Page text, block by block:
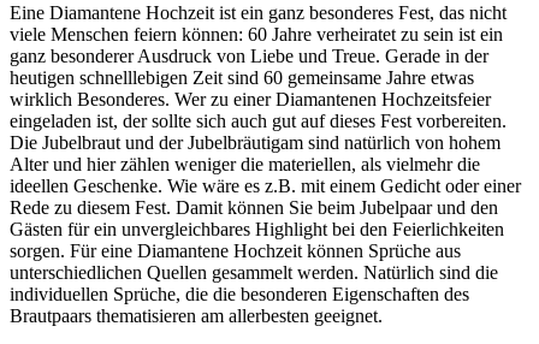
Eine Diamantene Hochzeit ist ein ganz besonderes Fest, das nicht
viele Menschen feiern können: 60 Jahre verheiratet zu sein ist ein
ganz besonderer Ausdruck von Liebe und Treue. Gerade in der
heutigen schnelllebigen Zeit sind 60 gemeinsame Jahre etwas
wirklich Besonderes. Wer zu einer Diamantenen Hochzeitsfeier
eingeladen ist, der sollte sich auch gut auf dieses Fest vorbereiten.
Die Jubelbraut und der Jubelbräutigam sind natürlich von hohem
Alter und hier zählen weniger die materiellen, als vielmehr die
ideellen Geschenke. Wie wäre es z.B. mit einem Gedicht oder einer
Rede zu diesem Fest. Damit können Sie beim Jubelpaar und den
Gästen für ein unvergleichbares Highlight bei den Feierlichkeiten
sorgen. Für eine Diamantene Hochzeit können Sprüche aus
unterschiedlichen Quellen gesammelt werden. Natürlich sind die
individuellen Sprüche, die die besonderen Eigenschaften des
Brautpaars thematisieren am allerbesten geeignet.